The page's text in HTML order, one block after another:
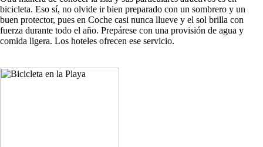
bicicleta. Eso sí, no olvide ir bien preparado con un sombrero y un
buen protector, pues en Coche casi nunca llueve y el sol brilla con
fuerza durante todo el año. Prepárese con una provisión de agua y
comida ligera. Los hoteles ofrecen ese servicio.